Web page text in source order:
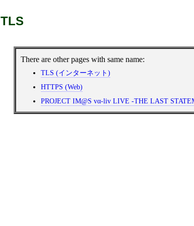
TLS
There are other pages with same name:
TLS (インターネット)
HTTPS (Web)
PROJECT IM@S vα-liv LIVE -THE LAST